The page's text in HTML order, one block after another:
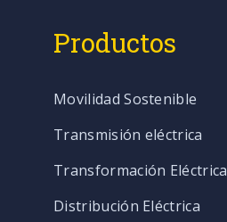
Productos
Movilidad Sostenible
Transmisión eléctrica
Transformación Eléctrica
Distribución Eléctrica